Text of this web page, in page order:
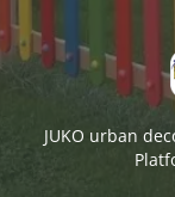
JUKO urban